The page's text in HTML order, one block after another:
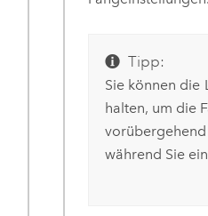
Tipp:
Sie können die
halten, um die
während Sie